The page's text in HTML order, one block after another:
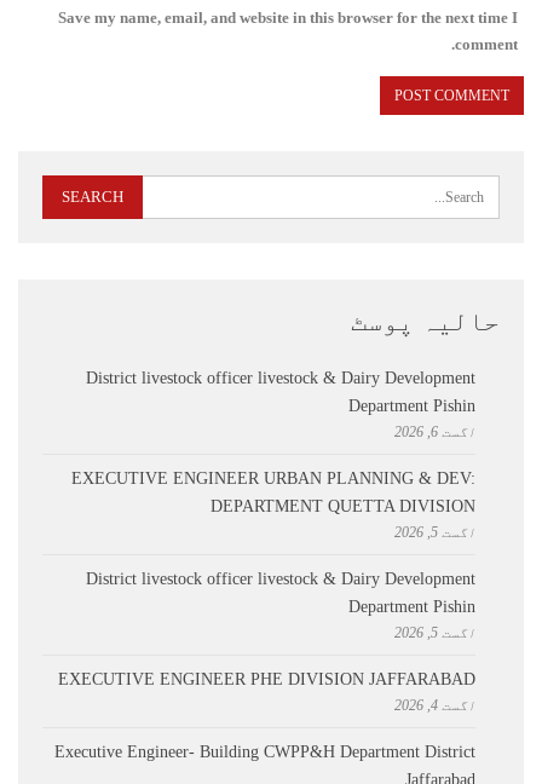
Save my name, email, and website in this browser for the next time I
comment.
حالیہ پوسٹ
District livestock officer livestock & Dairy Development
Department Pishin
اگست 6, 2026
EXECUTIVE ENGINEER URBAN PLANNING & DEV:
DEPARTMENT QUETTA DIVISION
اگست 5, 2026
District livestock officer livestock & Dairy Development
Department Pishin
اگست 5, 2026
EXECUTIVE ENGINEER PHE DIVISION JAFFARABAD
اگست 4, 2026
Executive Engineer- Building CWPP&H Department District
Jaffarabad